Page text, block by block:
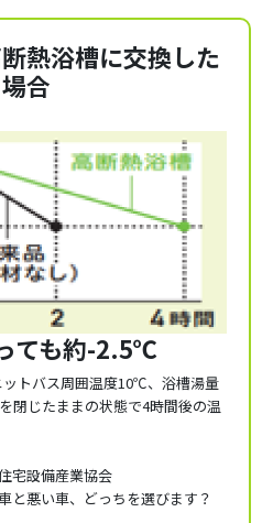
熱浴槽に交換した
場合
ても約-2.5℃
ットバス周囲温度10℃、浴槽湯量
閉じたままの状態で4時間後の温
宅設備産業協会
と悪い車、どっちを選びます？